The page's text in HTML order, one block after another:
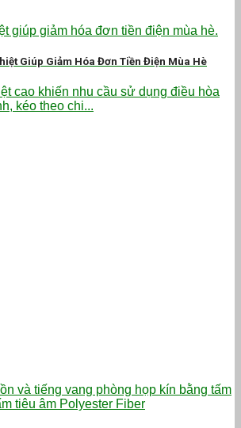
Giúp Giảm Hóa Đơn Tiền Điện Mùa Hè
cao khiến nhu cầu sử dụng điều hòa
kéo theo chi...